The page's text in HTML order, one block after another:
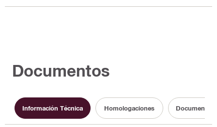
Documentos
Información Técnica Homologaciones Documentos